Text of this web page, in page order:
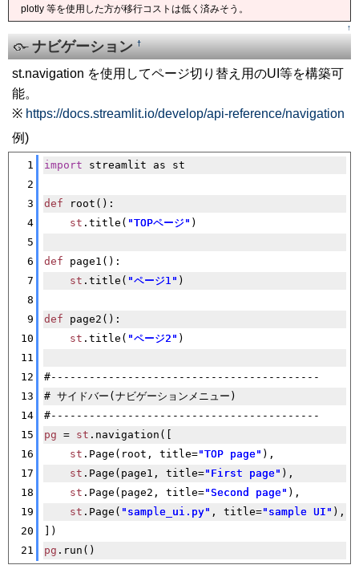
plotly 等を使用した方が移行コストは低く済みそう。
↑
ナビゲーション†
st.navigation を使用してページ切り替え用のUI等を構築可
能。
※ https://docs.streamlit.io/develop/api-reference/navigation
例)
1
2
3
4
5
6
7
8
9
10
11
12
13
14
15
16
17
18
19
20
21
import streamlit as st
def root():
st .title( "TOPページ" )
def page1():
st .title( "ページ1" )
def page2():
st .title( "ページ2" )
#------------------------------------------
# サイドバー(ナビゲーションメニュー)
#------------------------------------------
pg = st .navigation([
st .Page(root, title="TOP page" ),
st .Page(page1, title="First page" ),
st .Page(page2, title="Second page" ),
st .Page( "sample_ui.py" , title="sample UI " ),
])
pg .run()